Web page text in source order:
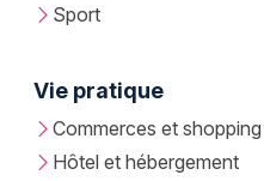
Sport
Vie pratique
Commerces et shopping
Hôtel et hébergement